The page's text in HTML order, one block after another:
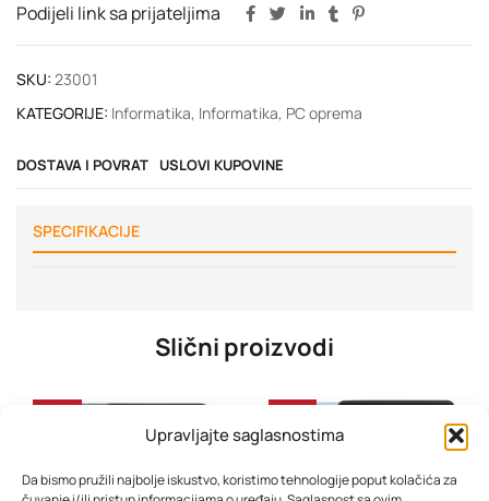
Upravljajte saglasnostima
Da bismo pružili najbolje iskustvo, koristimo tehnologije poput kolačića za
Podijeli link sa prijateljima
SKU: 23001
KATEGORIJE: Informatika, Informatika, PC oprema
DOSTAVA I POVRAT USLOVI KUPOVINE
SPECIFIKACIJE
Slični proizvodi
-40% -34%